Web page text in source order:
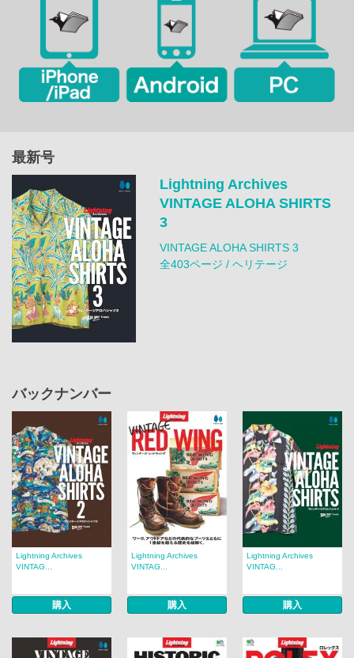
最新号
Lightning Archives
VINTAGE ALOHA SHIRTS
3
VINTAGE ALOHA SHIRTS 3
全403ページ / ヘリテージ
バックナンバー
Lightning Archives
VINTAG...
購入
Lightning Archives
VINTAG...
購入
Lightning Archives
VINTAG...
購入